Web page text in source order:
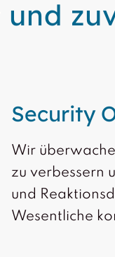
Security
Wir
zu verbessern
und
Wesentliche